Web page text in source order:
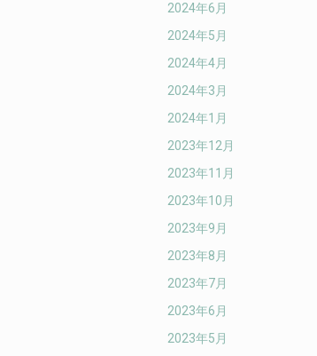
2024年6月
2024年5月
2024年4月
2024年3月
2024年1月
2023年12月
2023年11月
2023年10月
2023年9月
2023年8月
2023年7月
2023年6月
2023年5月